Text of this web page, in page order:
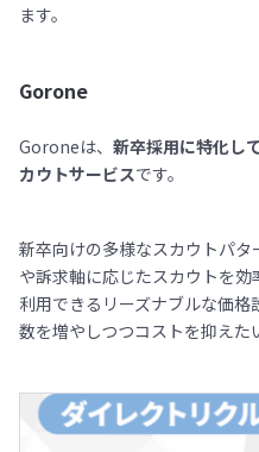
ます。
Gorone
Goroneは、 新卒採用に特化し
カウトサービスです。
新卒向けの多様なスカウトパタ
や訴求軸に応じたスカウトを
利用できるリーズナブルな価
数を増やしつつコストを抑えた